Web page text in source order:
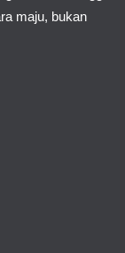
maju, bukan